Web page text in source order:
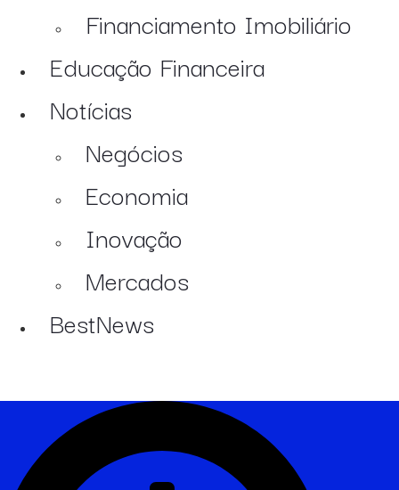
Financiamento Imobiliário
Educação Financeira
Notícias
Negócios
Economia
Inovação
Mercados
BestNews